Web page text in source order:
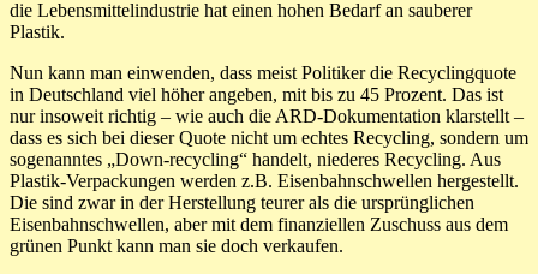
die Lebensmittelindustrie hat einen hohen Bedarf an sauberer
Plastik.
Nun kann man einwenden, dass meist Politiker die Recyclingquote
in Deutschland viel höher angeben, mit bis zu 45 Prozent. Das ist
nur insoweit richtig – wie auch die ARD-Dokumentation klarstellt –
dass es sich bei dieser Quote nicht um echtes Recycling, sondern um
sogenanntes „Down-recycling“ handelt, niederes Recycling. Aus
Plastik-Verpackungen werden z.B. Eisenbahnschwellen hergestellt.
Die sind zwar in der Herstellung teurer als die ursprünglichen
Eisenbahnschwellen, aber mit dem finanziellen Zuschuss aus dem
grünen Punkt kann man sie doch verkaufen.